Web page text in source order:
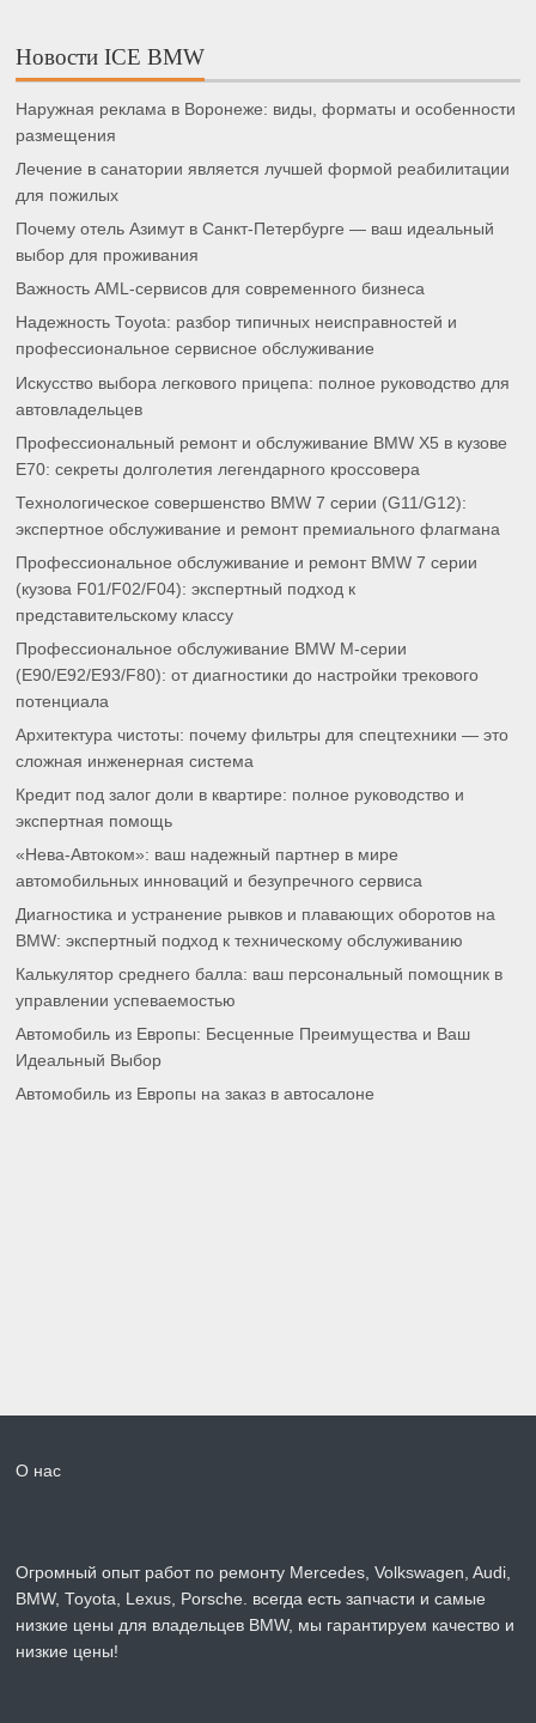
Новости ICE BMW
Наружная реклама в Воронеже: виды, форматы и особенности
размещения
Лечение в санатории является лучшей формой реабилитации
для пожилых
Почему отель Азимут в Санкт-Петербурге — ваш идеальный
выбор для проживания
Важность AML-сервисов для современного бизнеса
Надежность Toyota: разбор типичных неисправностей и
профессиональное сервисное обслуживание
Искусство выбора легкового прицепа: полное руководство для
автовладельцев
Профессиональный ремонт и обслуживание BMW X5 в кузове
E70: секреты долголетия легендарного кроссовера
Технологическое совершенство BMW 7 серии (G11/G12):
экспертное обслуживание и ремонт премиального флагмана
Профессиональное обслуживание и ремонт BMW 7 серии
(кузова F01/F02/F04): экспертный подход к
представительскому классу
Профессиональное обслуживание BMW M-серии
(E90/E92/E93/F80): от диагностики до настройки трекового
потенциала
Архитектура чистоты: почему фильтры для спецтехники — это
сложная инженерная система
Кредит под залог доли в квартире: полное руководство и
экспертная помощь
«Нева-Автоком»: ваш надежный партнер в мире
автомобильных инноваций и безупречного сервиса
Диагностика и устранение рывков и плавающих оборотов на
BMW: экспертный подход к техническому обслуживанию
Калькулятор среднего балла: ваш персональный помощник в
управлении успеваемостью
Автомобиль из Европы: Бесценные Преимущества и Ваш
Идеальный Выбор
Автомобиль из Европы на заказ в автосалоне
О нас
Огромный опыт работ по ремонту Mercedes, Volkswagen, Audi,
BMW, Toyota, Lexus, Porsche. всегда есть запчасти и самые
низкие цены для владельцев BMW, мы гарантируем качество и
низкие цены!